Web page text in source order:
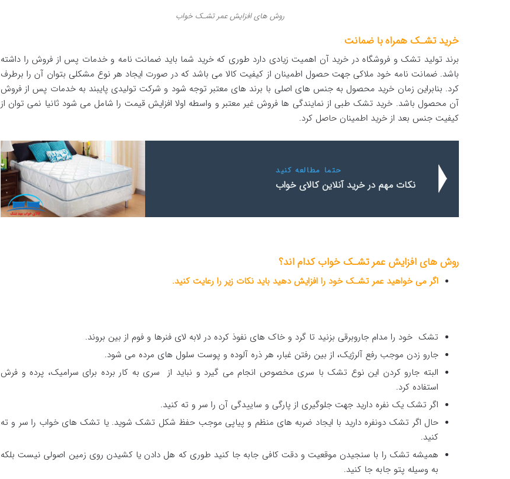
روش های افزایش عمر تشـک خواب
خرید تشـک همراه با ضمانت
برند تولید تشک و فروشگاه در خرید آن اهمیت زیادی دارد طوری که خرید شما باید ضمانت نامه و خدمات پس از فروش را داشته
باشد. ضمانت نامه خود ملاکی جهت حصول اطمینان از کیفیت کالا می باشد که در صورت ایجاد هر نوع مشکلی بتوان آن را برطرف
کرد. بنابراین زمان خرید محصول به جنس های اصلی با برند های معتبر توجه شود و شرکت تولیدی پایبند به خدمات پس از فروش
آن محصول باشد. خرید تشک طبی از نمایندگی ها فروش غیر معتبر و واسطه اولا افزایش قیمت را شامل می شود ثانیا نمی توان از
کیفیت جنس بعد از خرید اطمینان حاصل کرد.
حتما مطالعه کنید
نکات مهم در خرید آنلاین کالای خواب
روش های افزایش عمر تشـک خوابکدام اند؟
اگر می خواهید عمر تشـک خود را افزایش دهید باید نکات زیر را رعایت کنید.
تشک خود را مدام جاروبرقی بزنید تا گرد و خاک های نفوذ کرده در لابه لای فنرها و فوم از بین بروند.
جارو زدن موجب رفع آلرژیک، از بین رفتن غبار، هر ذره آلوده و پوست سلول های مرده می شود.
البته جارو کردن این نوع تشک با سری مخصوص انجام می گیرد و نباید از سری به کار برده برای سرامیک، پرده و فرش
استفاده کرد.
اگر تشک یک نفره دارید جهت جلوگیری از پارگی و ساییدگی آن را سر و ته کنید.
حال اگر تشک دونفره دارید با ایجاد ضربه های منظم و پیاپی موجب حفظ شکل تشک شوید. یا تشک های خواب را سر و ته
کنید.
همیشه تشک را با سنجیدن موقعیت و دقت کافی جابه جا کنید طوری که هل دادن یا کشیدن روی زمین اصولی نیست بلکه
به وسیله پتو جابه جا کنید.